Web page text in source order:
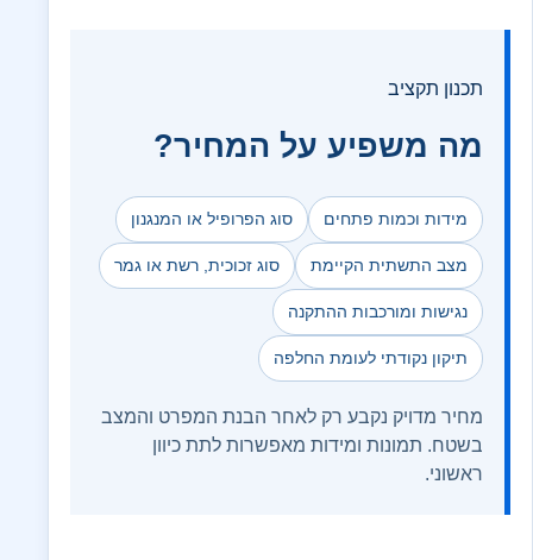
תכנון תקציב
מה משפיע על המחיר?
מידות וכמות פתחים סוג הפרופיל או המנגנון
מצב התשתית הקיימת סוג זכוכית, רשת או גמר
נגישות ומורכבות ההתקנה
תיקון נקודתי לעומת החלפה
מחיר מדויק נקבע רק לאחר הבנת המפרט והמצב
בשטח. תמונות ומידות מאפשרות לתת כיוון
ראשוני.